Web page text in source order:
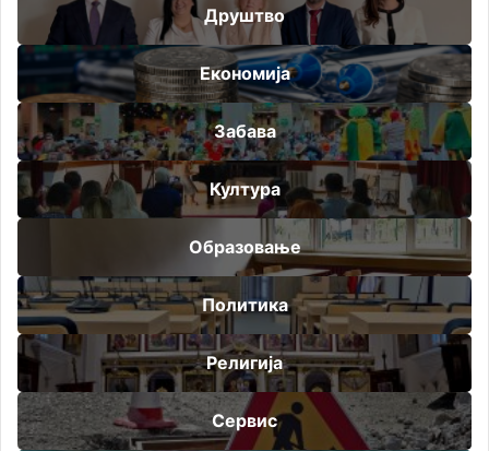
Друштво
Економија
Забава
Култура
Образовање
Политика
Религија
Сервис